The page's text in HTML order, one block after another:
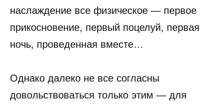
наслаждение все физическое — первое
прикосновение, первый поцелуй, первая
ночь, проведенная вместе…
Однако далеко не все согласны
довольствоваться только этим — для